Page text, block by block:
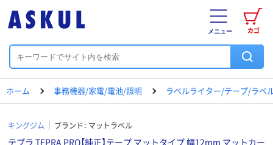
カゴ
メニュー
ホーム 事務機器/家電/電池/照明 ラベルライター/テープ/ラベ
キングジム ブランド： マットラベル
テプラ TEPRA PRO【純正】テープ マットタイプ 幅12mm マットカー